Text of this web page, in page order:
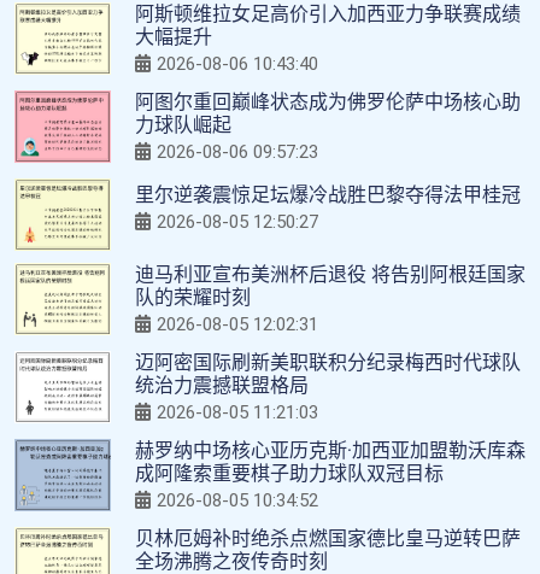
阿斯顿维拉女足高价引入加西亚力争联赛成绩
大幅提升
2026-08-06 10:43:40
阿图尔重回巅峰状态成为佛罗伦萨中场核心助
力球队崛起
2026-08-06 09:57:23
里尔逆袭震惊足坛爆冷战胜巴黎夺得法甲桂冠
2026-08-05 12:50:27
迪马利亚宣布美洲杯后退役 将告别阿根廷国家
队的荣耀时刻
2026-08-05 12:02:31
迈阿密国际刷新美职联积分纪录梅西时代球队
统治力震撼联盟格局
2026-08-05 11:21:03
赫罗纳中场核心亚历克斯·加西亚加盟勒沃库森
成阿隆索重要棋子助力球队双冠目标
2026-08-05 10:34:52
贝林厄姆补时绝杀点燃国家德比皇马逆转巴萨
全场沸腾之夜传奇时刻